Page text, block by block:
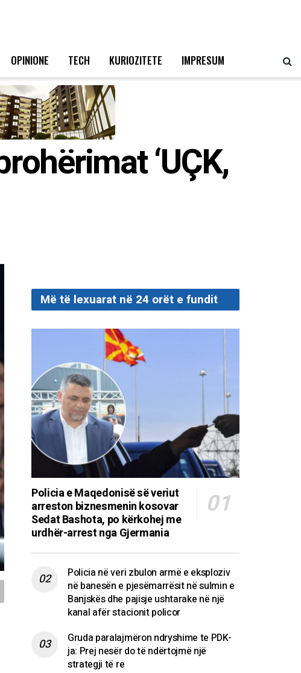
OPINIONE TECH KURIOZITETE IMPRESUM
‘UÇK,
Më të lexuarat në 24 orët e fundit
Policia e Maqedonisë së veriut
arreston biznesmenin kosovar
Sedat Bashota, po kërkohej me
urdhër-arrest nga Gjermania
Policia në veri zbulon armë e eksploziv
në banesën e pjesëmarrësit në sulmin e
Banjskës dhe pajisje ushtarake në një
kanal afër stacionit policor
Gruda paralajmëron ndryshime te PDK-
ja: Prej nesër do të ndërtojmë një
strategji të re